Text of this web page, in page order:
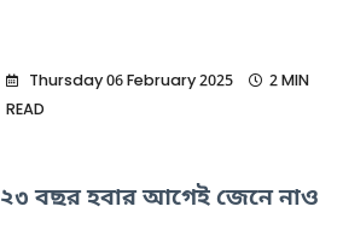
Thursday 06 February 2025
2 MIN
READ
২৩ বছর হবার আগেই জেনে নাও